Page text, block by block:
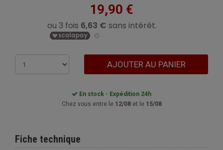
19,90 €
AJOUTER AU PANIER
En stock - Expédition 24h
Chez vous entre le 12/08et le 15/08
Fiche technique